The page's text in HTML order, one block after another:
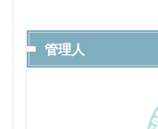
管理人